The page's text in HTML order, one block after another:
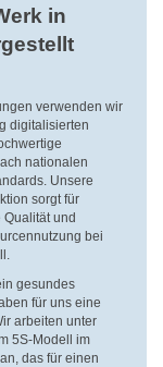
in
verwenden wir
digitalisierten
nationalen
Unsere
sorgt für
und
bei
gesundes
für uns eine
arbeiten unter
5S-Modell im
das für einen